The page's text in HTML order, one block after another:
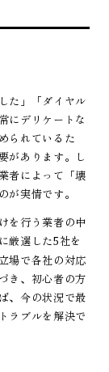
た」「ダイヤル
にデリケートな
られているた
があります。し
者によって「壊
が実情です。
を行う業者の中
厳選した5社を
場で各社の対応
き、初心者の方
、今の状況で最
ラブルを解決で